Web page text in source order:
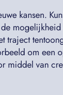
kansen.
traject
om een
middel van